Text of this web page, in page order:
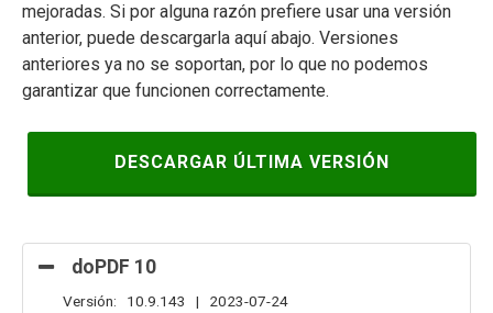
mejoradas. Si por alguna razón prefiere usar una versión
anterior, puede descargarla aquí abajo. Versiones
anteriores ya no se soportan, por lo que no podemos
garantizar que funcionen correctamente.
DESCARGAR ÚLTIMA VERSIÓN
doPDF 10
Versión: 10.9.143 | 2023-07-24